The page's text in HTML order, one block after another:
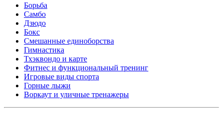
Борьба
Самбо
Дзюдо
Бокс
Смешанные единоборства
Гимнастика
Тхэквондо и карте
Фитнес и функциональный тренинг
Игровые виды спорта
Горные лыжи
Воркаут и уличные тренажеры